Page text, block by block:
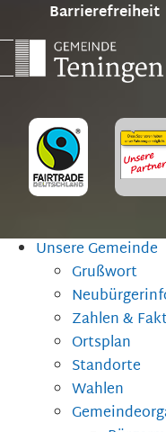
Barrierefreiheit
Unsere Gemeinde
Grußwort
Zahlen &
Ortsplan
Standorte
Wahlen